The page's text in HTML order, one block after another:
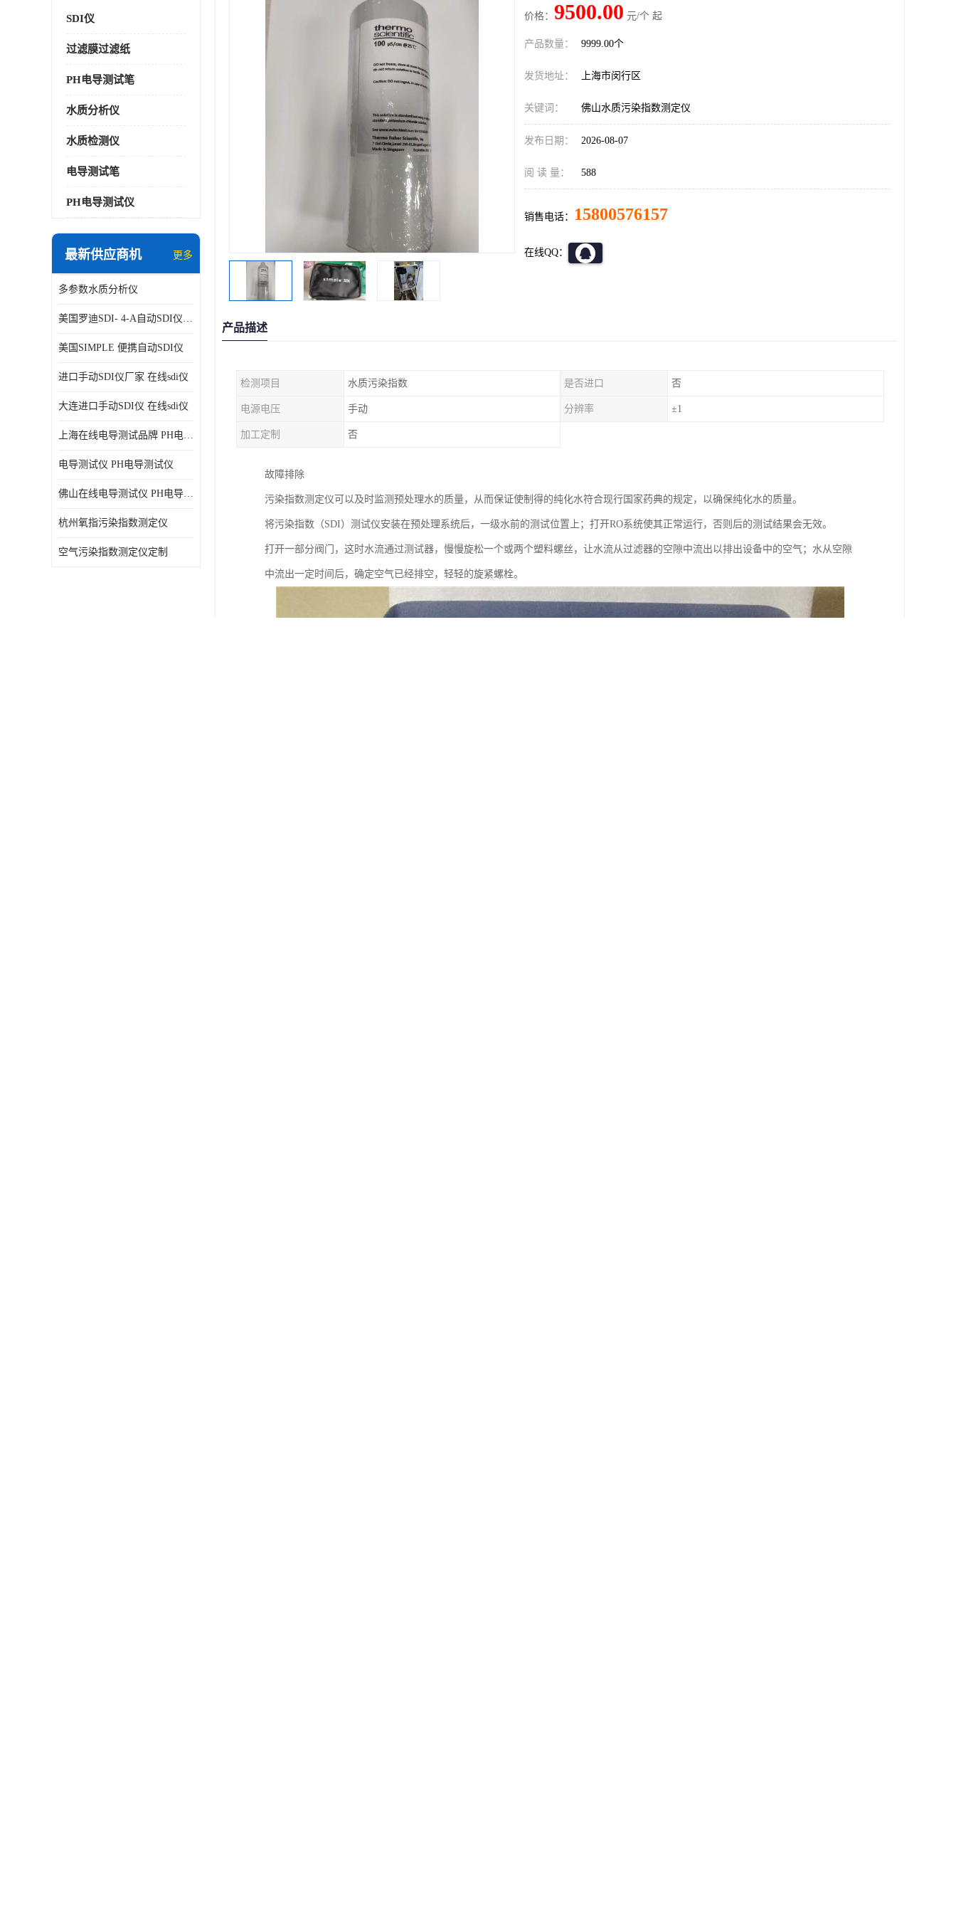
SDI仪
过滤膜过滤纸
PH电导测试笔
水质分析仪
水质检测仪
电导测试笔
PH电导测试仪
最新供应商机 更多
多参数水质分析仪
美国罗迪SDI- 4-A自动SDI仪在线分析仪污染指数仪
美国SIMPLE 便携自动SDI仪
进口手动SDI仪厂家 在线sdi仪
大连进口手动SDI仪 在线sdi仪
上海在线电导测试品牌 PH电导测试仪
电导测试仪 PH电导测试仪
佛山在线电导测试仪 PH电导测试仪
杭州氧指污染指数测定仪
空气污染指数测定仪定制
价格： 9500.00 元/个 起
产品数量： 9999.00个
发货地址： 上海市闵行区
关键词： 佛山水质污染指数测定仪
发布日期： 2026-08-07
阅 读 量： 588
销售电话： 15800576157
在线QQ：
产品描述
检测项目 水质污染指数 是否进口 否
电源电压 手动 分辨率 ±1
加工定制 否
故障排除
污染指数测定仪可以及时监测预处理水的质量，从而保证使制得的纯化水符合现行国家药典的规定，以确保纯化水的质量。
将污染指数（SDI）测试仪安装在预处理系统后，一级水前的测试位置上；打开RO系统使其正常运行，否则后的测试结果会无效。
打开一部分阀门，这时水流通过测试器，慢慢旋松一个或两个塑料螺丝，让水流从过滤器的空隙中流出以排出设备中的空气；水从空隙
中流出一定时间后，确定空气已经排空，轻轻的旋紧螺栓。